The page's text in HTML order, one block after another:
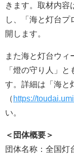
きます。取材内容
し、「海と灯台プ
開します。
また海と灯台ウィ
「燈の守り人」
す。詳細は「海と
（ https://
い。
＜団体概要＞
団体名称：全国灯